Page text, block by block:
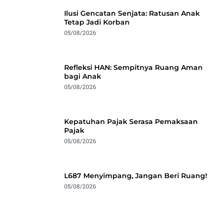
Ilusi Gencatan Senjata: Ratusan Anak
Tetap Jadi Korban
05/08/2026
Refleksi HAN: Sempitnya Ruang Aman
bagi Anak
05/08/2026
Kepatuhan Pajak Serasa Pemaksaan
Pajak
05/08/2026
L687 Menyimpang, Jangan Beri Ruang!
05/08/2026